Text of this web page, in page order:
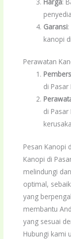
Garansi
kanopi
Perawatan
di
di
Pesan Kanopi
Kanopi di
melindungi
optimal,
yang
membantu
yang sesuai
Hubungi kami